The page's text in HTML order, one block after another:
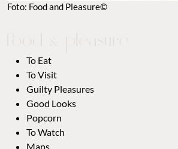
Foto: Food and Pleasure©
To Eat
To Visit
Guilty Pleasures
Good Looks
Popcorn
To Watch
Maps